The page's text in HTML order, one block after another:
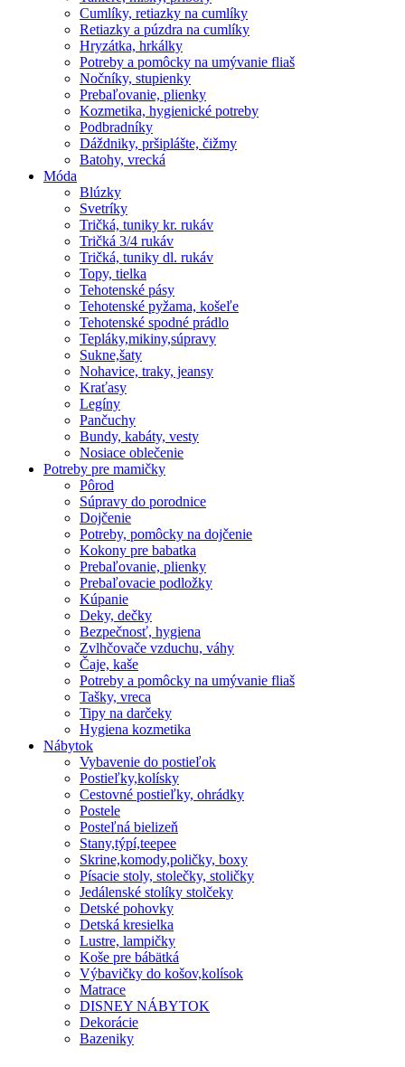
Cumlíky, retiazky na cumlíky
Retiazky a púzdra na cumlíky
Hryzátka, hrkálky
Potreby a pomôcky na umývanie fliaš
Nočníky, stupienky
Prebaľovanie, plienky
Kozmetika, hygienické potreby
Podbradníky
Dáždniky, pršiplášte, čižmy
Batohy, vrecká
Móda
Blúzky
Svetríky
Tričká, tuniky kr. rukáv
Tričká 3/4 rukáv
Tričká, tuniky dl. rukáv
Topy, tielka
Tehotenské pásy
Tehotenské pyžama, košeľe
Tehotenské spodné prádlo
Tepláky,mikiny,súpravy
Sukne,šaty
Nohavice, traky, jeansy
Kraťasy
Legíny
Pančuchy
Bundy, kabáty, vesty
Nosiace oblečenie
Potreby pre mamičky
Pôrod
Súpravy do porodnice
Dojčenie
Potreby, pomôcky na dojčenie
Kokony pre babatka
Prebaľovanie, plienky
Prebaľovacie podložky
Kúpanie
Deky, dečky
Bezpečnosť, hygiena
Zvlhčovače vzduchu, váhy
Čaje, kaše
Potreby a pomôcky na umývanie fliaš
Tašky, vreca
Tipy na darčeky
Hygiena kozmetika
Nábytok
Vybavenie do postieľok
Postieľky,kolísky
Cestovné postieľky, ohrádky
Postele
Posteľná bielizeň
Stany,týpí,teepee
Skrine,komody,poličky, boxy
Písacie stoly, stolečky, stoličky
Jedálenské stolíky stolčeky
Detské pohovky
Detská kresielka
Lustre, lampičky
Koše pre bábätká
Výbavičky do košov,kolísok
Matrace
DISNEY NÁBYTOK
Dekorácie
Bazeniky